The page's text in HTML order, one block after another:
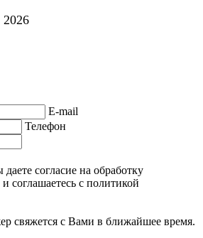
E-mail
Телефон
согласие на обработку
соглашаетесь c политикой
свяжется с Вами в ближайшее время.